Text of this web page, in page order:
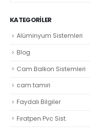
KATEGORILER
Alüminyum Sistemleri
Blog
Cam Balkon Sistemleri
cam tamiri
Faydalı Bilgiler
Fıratpen Pvc Sist.